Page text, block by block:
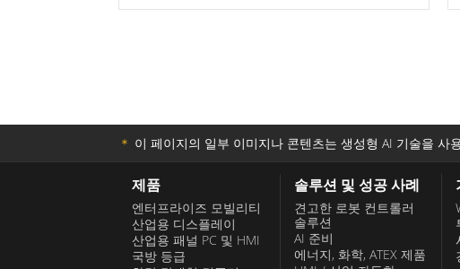
＊ 이 페이지의 일부 이미지나 콘텐츠는 생성형 AI 기술을
제품
엔터프라이즈 모빌리티
산업용 디스플레이
산업용 패널 PC 및 HMI
국방 등급
솔루션 및 성공 사례
견고한 로봇 컨트롤러
솔루션
AI 준비
에너지, 화학, ATEX 제품